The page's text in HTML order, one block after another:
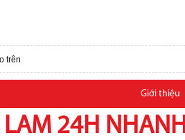
trên
Giới thiệu
LAM 24H